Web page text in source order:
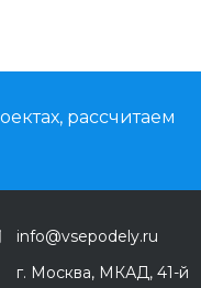
рассчитаем
info@vsepodely.ru
г. Москва, МКАД, 41-й